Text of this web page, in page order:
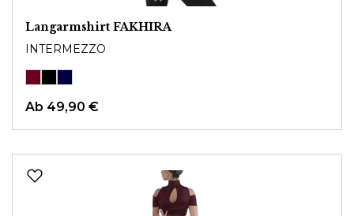
Langarmshirt FAKHIRA
INTERMEZZO
Ab 49,90 €